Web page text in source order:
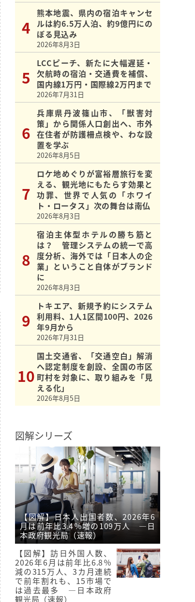
熊本地震、県内の宿泊キャンセ
ルは約6.5万人泊、約9億円にの
ぼる見込み
2026年8月3日
LCCピーチ、新たに大幅遅延・
欠航時の宿泊・交通費を補償、
国内線1万円・国際線2万円まで
2026年7月31日
兵庫県丹波篠山市、「獣害対
策」から関係人口創出へ、市外
在住者が防護柵点検や、わな設
置を学ぶ
2026年8月5日
ロケ地めぐりが富裕層旅行を変
える、観光地にもたらす効果と
功罪、世界で人気の「ホワイ
ト・ロータス」次の舞台は南仏
2026年8月3日
宿泊主体型ホテルの勝ち筋と
は？ 管理システムの統一で高
度分析、海外では「日本人の企
業」ということ自体がブランド
に
2026年8月3日
トキエア、新規予約にシステム
利用料、1人1区間100円、2026
年9月から
2026年7月31日
国土交通省、「交通空白」解消
へ認定制度を創設、全国の市区
町村を対象に、取り組みを「見
える化」
2026年8月5日
図解シリーズ
【図解】日本人出国者数、2026年6
月は前年比3.4％増の109万人 ―日
本政府観光局（速報）
【図解】訪日外国人数、
2026年6月は前年比6.8％
減の315万人、3カ月連続
で前年割れも、15市場で
は過去最多 ―日本政府
観光局（速報）